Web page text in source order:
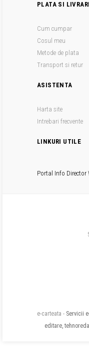
PLATA SI
Cum cumpar
Cosul meu
Metode de plata
Transport si retur
ASISTENTA
Harta site
Intrebari frecvente
LINKURI UTILE
Portal Info Director
e-carteata - Servicii
editare,